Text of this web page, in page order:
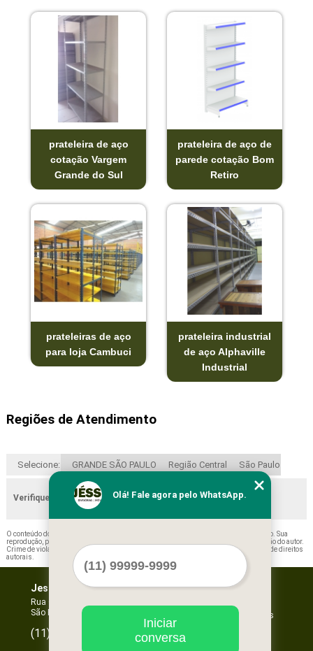
prateleira de aço
cotação Vargem
Grande do Sul
prateleira de aço de
parede cotação Bom
Retiro
prateleiras de aço
para loja Cambuci
prateleira industrial
de aço Alphaville
Industrial
Regiões de Atendimento
Selecione: GRANDE SÃO PAULO Região Central São Paulo
Verifique as regiões que atendemos
O conteúdo do texto "
" é de direito reservado. Sua
reprodução, parcial ou total, mesmo citando nossos links, é proibida sem a autorização do autor.
Crime de violação de direito autoral – artigo 184 do Código Penal –
Lei 9610/98 - Lei de direitos
autorais
Jessica Forros e Divisórias
Rua Oscar Horta, 269 - Mooca
São Paulo - SP - CEP: 03105-110
(11)
Serviços
Olá! Fale agora pelo WhatsApp.
Iniciar
conversa